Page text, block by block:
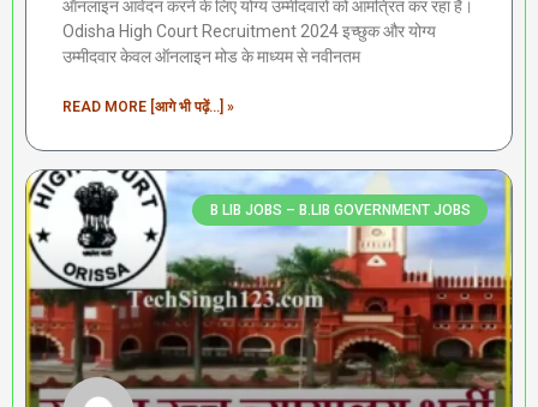
ऑनलाइन आवेदन करने के लिए योग्य उम्मीदवारों को आमंत्रित कर रहा है।
Odisha High Court Recruitment 2024 इच्छुक और योग्य
उम्मीदवार केवल ऑनलाइन मोड के माध्यम से नवीनतम
READ MORE [आगे भी पढ़ें...] »
B LIB JOBS – B.LIB GOVERNMENT JOBS